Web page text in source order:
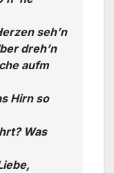
seh’n
dreh’n
aufm
Hirn so
Was